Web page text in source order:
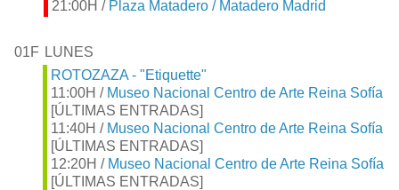
21:00H / Plaza Matadero / Matadero Madrid
01F LUNES
ROTOZAZA - "Etiquette"
11:00H / Museo Nacional Centro de Arte Reina Sofía
[ÚLTIMAS ENTRADAS]
11:40H / Museo Nacional Centro de Arte Reina Sofía
[ÚLTIMAS ENTRADAS]
12:20H / Museo Nacional Centro de Arte Reina Sofía
[ÚLTIMAS ENTRADAS]